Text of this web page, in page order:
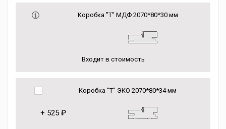
Коробка "Т" МДФ 2070*80*30 мм
Входит в стоимость
Коробка "Т" ЭКО 2070*80*34 мм
+ 525 ₽